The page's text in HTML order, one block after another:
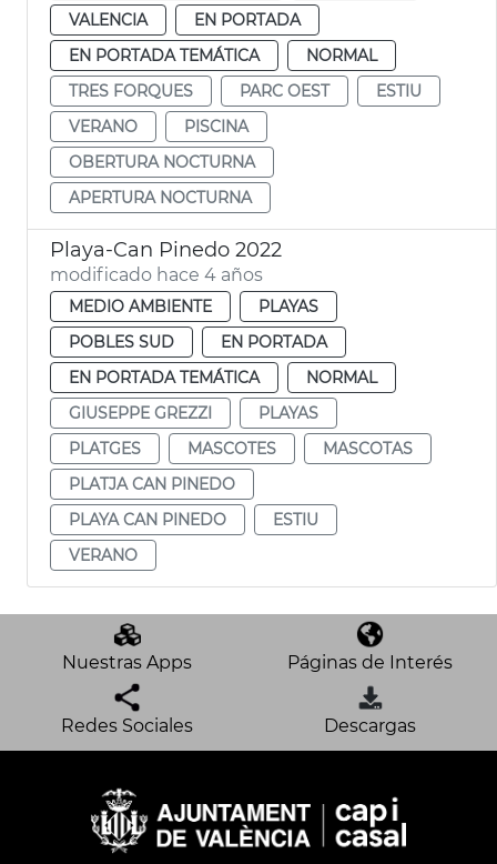
VALENCIA
EN PORTADA
EN PORTADA TEMÁTICA
NORMAL
TRES FORQUES
PARC OEST
ESTIU
VERANO
PISCINA
OBERTURA NOCTURNA
APERTURA NOCTURNA
Playa-Can Pinedo 2022
modificado hace 4 años
MEDIO AMBIENTE
PLAYAS
POBLES SUD
EN PORTADA
EN PORTADA TEMÁTICA
NORMAL
GIUSEPPE GREZZI
PLAYAS
PLATGES
MASCOTES
MASCOTAS
PLATJA CAN PINEDO
PLAYA CAN PINEDO
ESTIU
VERANO
Nuestras Apps Páginas de Interés
Redes Sociales Descargas